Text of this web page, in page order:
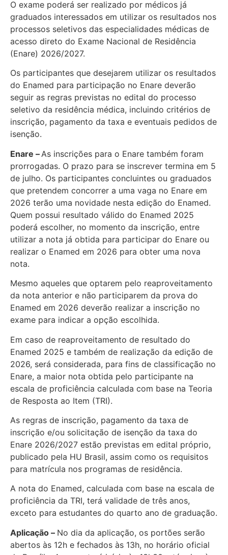
O exame poderá ser realizado por médicos já
graduados interessados em utilizar os resultados nos
processos seletivos das especialidades médicas de
acesso direto do Exame Nacional de Residência
(Enare) 2026/2027.
Os participantes que desejarem utilizar os resultados
do Enamed para participação no Enare deverão
seguir as regras previstas no edital do processo
seletivo da residência médica, incluindo critérios de
inscrição, pagamento da taxa e eventuais pedidos de
isenção.
Enare – As inscrições para o Enare também foram
prorrogadas. O prazo para se inscrever termina em 5
de julho. Os participantes concluintes ou graduados
que pretendem concorrer a uma vaga no Enare em
2026 terão uma novidade nesta edição do Enamed.
Quem possui resultado válido do Enamed 2025
poderá escolher, no momento da inscrição, entre
utilizar a nota já obtida para participar do Enare ou
realizar o Enamed em 2026 para obter uma nova
nota.
Mesmo aqueles que optarem pelo reaproveitamento
da nota anterior e não participarem da prova do
Enamed em 2026 deverão realizar a inscrição no
exame para indicar a opção escolhida.
Em caso de reaproveitamento de resultado do
Enamed 2025 e também de realização da edição de
2026, será considerada, para fins de classificação no
Enare, a maior nota obtida pelo participante na
escala de proficiência calculada com base na Teoria
de Resposta ao Item (TRI).
As regras de inscrição, pagamento da taxa de
inscrição e/ou solicitação de isenção da taxa do
Enare 2026/2027 estão previstas em edital próprio,
publicado pela HU Brasil, assim como os requisitos
para matrícula nos programas de residência.
A nota do Enamed, calculada com base na escala de
proficiência da TRI, terá validade de três anos,
exceto para estudantes do quarto ano de graduação.
Aplicação – No dia da aplicação, os portões serão
abertos às 12h e fechados às 13h, no horário oficial